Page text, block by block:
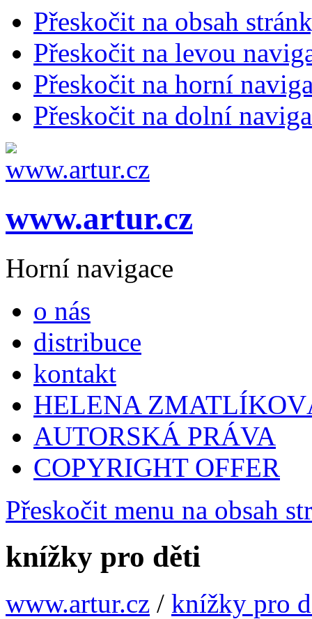
Přeskočit na obsah
Přeskočit na levou
Přeskočit na horní
Přeskočit na dolní
www.artur.cz
Horní navigace
o nás
distribuce
kontakt
HELENA
AUTORSKÁ PRÁVA
COPYRIGHT OFFER
Přeskočit menu na obsah
knížky pro děti
www.artur.cz / knížky pro